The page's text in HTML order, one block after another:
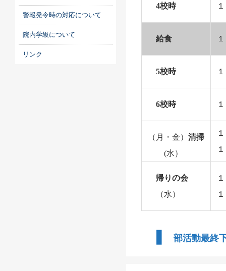
警報発令時の対応について
院内学級について
リンク
4校時
給食
5校時
6校時
（月・金） 清掃
(水）
帰りの会
（水）
部活動最終